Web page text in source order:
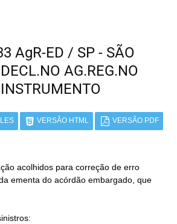
AgR-ED / SP - SÃO
AG.REG.NO
VERSÃO HTML VERSÃO PDF
acolhidos para correção de erro